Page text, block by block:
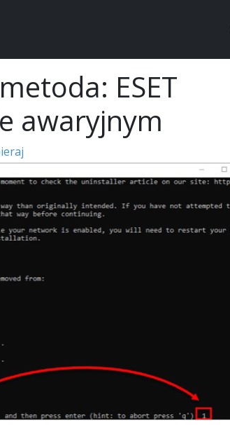
ESET
awaryjnym